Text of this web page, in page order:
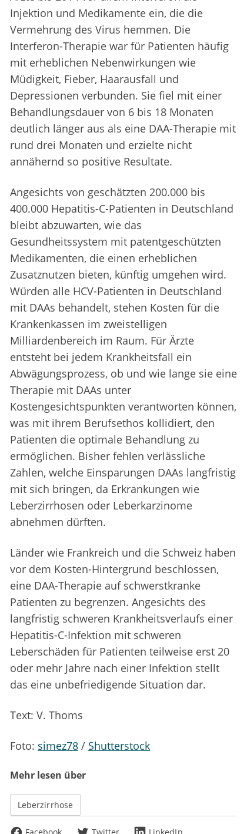
Injektion und Medikamente ein, die die
Vermehrung des Virus hemmen. Die
Interferon-Therapie war für Patienten häufig
mit erheblichen Nebenwirkungen wie
Müdigkeit, Fieber, Haarausfall und
Depressionen verbunden. Sie fiel mit einer
Behandlungsdauer von 6 bis 18 Monaten
deutlich länger aus als eine DAA-Therapie mit
rund drei Monaten und erzielte nicht
annähernd so positive Resultate.
Angesichts von geschätzten 200.000 bis
400.000 Hepatitis-C-Patienten in Deutschland
bleibt abzuwarten, wie das
Gesundheitssystem mit patentgeschützten
Medikamenten, die einen erheblichen
Zusatznutzen bieten, künftig umgehen wird.
Würden alle HCV-Patienten in Deutschland
mit DAAs behandelt, stehen Kosten für die
Krankenkassen im zweistelligen
Milliardenbereich im Raum. Für Ärzte
entsteht bei jedem Krankheitsfall ein
Abwägungsprozess, ob und wie lange sie eine
Therapie mit DAAs unter
Kostengesichtspunkten verantworten können,
was mit ihrem Berufsethos kollidiert, den
Patienten die optimale Behandlung zu
ermöglichen. Bisher fehlen verlässliche
Zahlen, welche Einsparungen DAAs langfristig
mit sich bringen, da Erkrankungen wie
Leberzirrhosen oder Leberkarzinome
abnehmen dürften.
Länder wie Frankreich und die Schweiz haben
vor dem Kosten-Hintergrund beschlossen,
eine DAA-Therapie auf schwerstkranke
Patienten zu begrenzen. Angesichts des
langfristig schweren Krankheitsverlaufs einer
Hepatitis-C-Infektion mit schweren
Leberschäden für Patienten teilweise erst 20
oder mehr Jahre nach einer Infektion stellt
das eine unbefriedigende Situation dar.
Text: V. Thoms
Foto: simez78 / Shutterstock
Mehr lesen über
Leberzirrhose